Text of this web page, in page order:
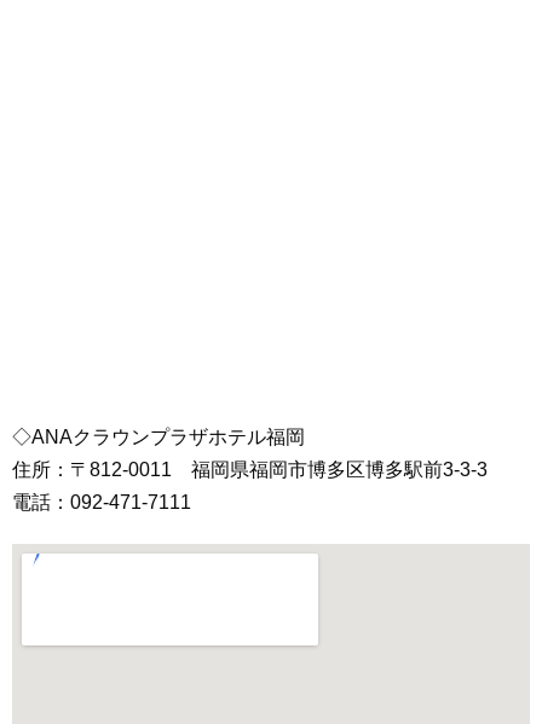
◇ANAクラウンプラザホテル福岡
住所：〒812-0011 福岡県福岡市博多区博多駅前3-3-3
電話：092-471-7111